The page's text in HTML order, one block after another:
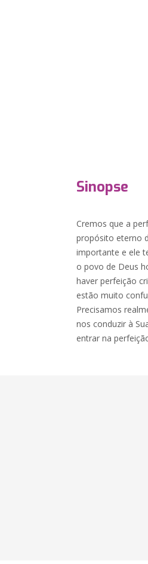
Sinopse
Cremos que a
propósito eterno
importante e ele
o povo de Deus
haver perfeição
estão muito
Precisamos
nos conduzir à
entrar na